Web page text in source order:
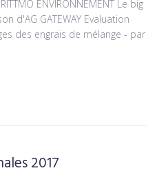
ENVIRONNEMENT Le big
d'AG GATEWAY Evaluation
des engrais de mélange - par
2017